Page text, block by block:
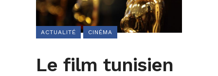
ACTUALITÉ CINÉMA
Le film tunisien